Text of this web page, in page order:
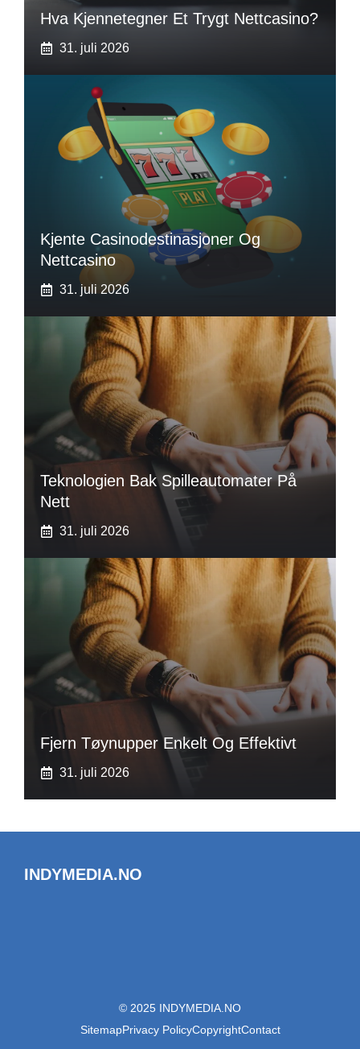
Hva Kjennetegner Et Trygt Nettcasino?
31. juli 2026
Kjente Casinodestinasjoner Og
Nettcasino
31. juli 2026
Teknologien Bak Spilleautomater På
Nett
31. juli 2026
Fjern Tøynupper Enkelt Og Effektivt
31. juli 2026
INDYMEDIA.NO
© 2025 INDYMEDIA.NO
SitemapPrivacy PolicyCopyrightContact